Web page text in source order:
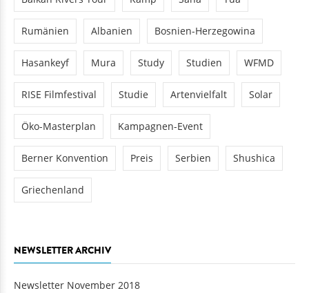
Rumänien Albanien Bosnien-Herzegowina
Hasankeyf Mura Study Studien WFMD
RISE Filmfestival Studie Artenvielfalt Solar
Öko-Masterplan Kampagnen-Event
Berner Konvention Preis Serbien Shushica
Griechenland
NEWSLETTER ARCHIV
Newsletter November 2018